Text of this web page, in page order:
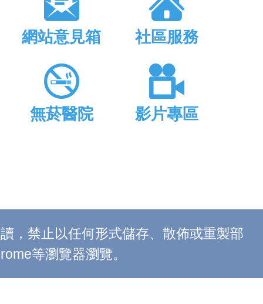
網站意見箱 社區服務
無菸醫院 影片專區
，禁止以任何形式儲存、散佈或重製部
等瀏覽器瀏覽。